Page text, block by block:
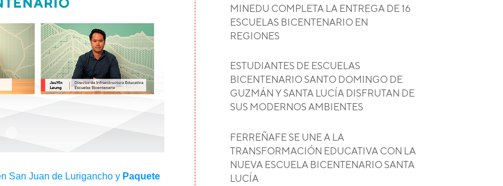
San Juan de Lurigancho y Paquete
MINEDU COMPLETA LA ENTREGA DE 16
ESCUELAS BICENTENARIO EN
REGIONES
ESTUDIANTES DE ESCUELAS
BICENTENARIO SANTO DOMINGO DE
GUZMÁN Y SANTA LUCÍA DISFRUTAN DE
SUS MODERNOS AMBIENTES
FERREÑAFE SE UNE A LA
TRANSFORMACIÓN EDUCATIVA CON LA
NUEVA ESCUELA BICENTENARIO SANTA
LUCÍA